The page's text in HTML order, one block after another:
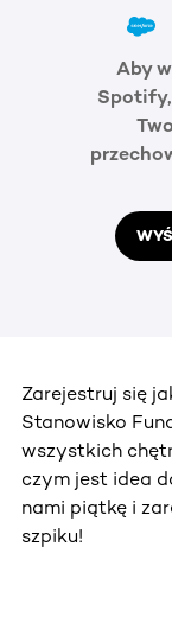
Aby
Zarejestruj się
Stanowisko
wszystkich
czym jest idea
nami piątkę i
szpiku!